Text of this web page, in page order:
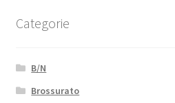
Categorie
B/N
Brossurato